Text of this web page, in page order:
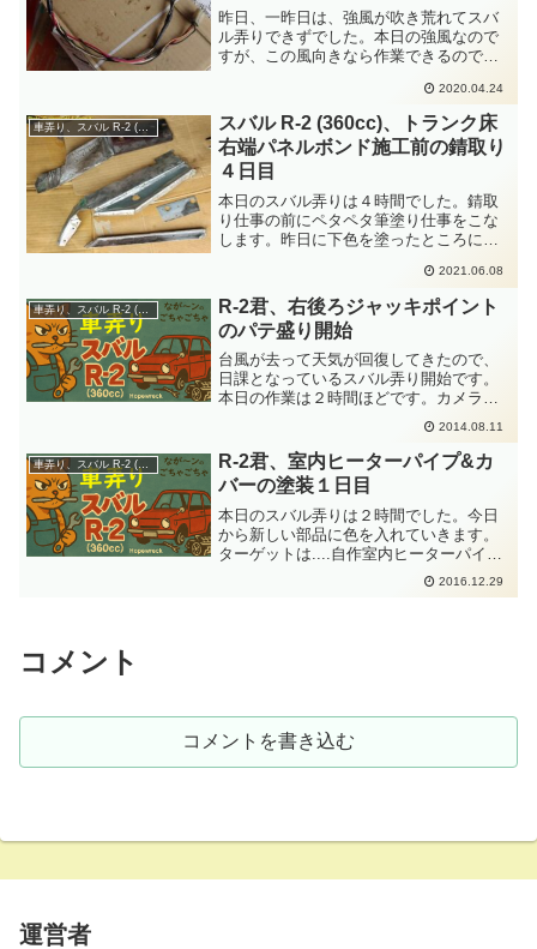
昨日、一昨日は、強風が吹き荒れてスバ
ル弄りできずでした。本日の強風なので
すが、この風向きなら作業できるので
向いました。本日のスバル弄りは２時間
ほどです。エンジンルーム内の配線整理
ですよ。あと１箇所修復した...
2020.04.24
スバル R-2 (360cc)、トランク床
右端パネルボンド施工前の錆取り
４日目
本日のスバル弄りは４時間でした。錆取
り仕事の前にペタペタ筆塗り仕事をこな
します。昨日に下色を塗ったところに車
んなのが赤色をペタペタでこうなった。
塗りにくい微妙なところもペタペタと筆
差し込みましたよ。こんな...
2021.06.08
R-2君、右後ろジャッキポイント
のパテ盛り開始
台風が去って天気が回復してきたので、
日課となっているスバル弄り開始です。
本日の作業は２時間ほどです。カメラを
持っていくのを忘れたので写真はありま
せん。右後ろジャッキポイントにパテを
盛って整形していくことにします。車体
表面への初めて本格的なパ...
2014.08.11
車弄り、スバル R-2 (360cc)
R-2君、室内ヒーターパイプ&カ
バーの塗装１日目
本日のスバル弄りは２時間でした。今日
から新しい部品に色を入れていきます。
ターゲットは....自作室内ヒーターパイプ
自作室内ヒーターパイプカバー室内ヒー
ターパイプへの引きこみダクトエンジン
2016.12.29
コメント
コメントを書き込む
運営者